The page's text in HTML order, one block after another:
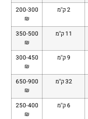
2 ק"מ
200-300
₪
11 ק"מ
350-500
₪
9 ק"מ
300-450
₪
32 ק"מ
650-900
₪
6 ק"מ
250-400
₪